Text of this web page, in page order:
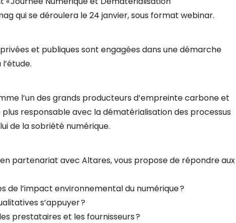
qui se déroulera le 24 janvier, sous format webinar.
et publiques sont engagées dans une démarche
l’un des grands producteurs d’empreinte carbone et
responsable avec la dématérialisation des processus
de la sobriété numérique.
partenariat avec Altares, vous propose de répondre aux
de l’impact environnemental du numérique ?
s’appuyer ?
prestataires et les fournisseurs ?